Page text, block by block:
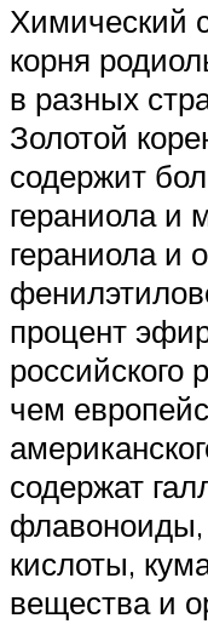
Химический
корня
в разных
Золотой
содержит
гераниола и
гераниола и
процент
российского
чем
содержат
кислоты,
вещества и